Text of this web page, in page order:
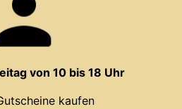
von 10 bis 18 Uhr
kaufen